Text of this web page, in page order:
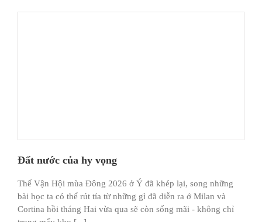
Đất nước của hy vọng
Thế Vận Hội mùa Đông 2026 ở Ý đã khép lại, song những
bài học ta có thể rút tỉa từ những gì đã diễn ra ở Milan và
Cortina hồi tháng Hai vừa qua sẽ còn sống mãi - không chỉ